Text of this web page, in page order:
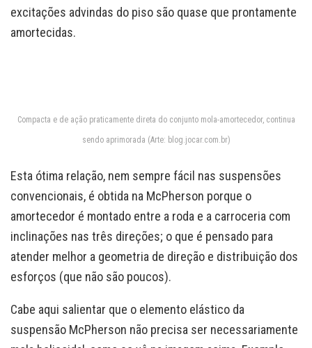
excitações advindas do piso são quase que prontamente
amortecidas.
Compacta e de ação praticamente direta do conjunto mola-amortecedor, continua
sendo aprimorada (Arte: blog.jocar.com.br)
Esta ótima relação, nem sempre fácil nas suspensões
convencionais, é obtida na McPherson porque o
amortecedor é montado entre a roda e a carroceria com
inclinações nas três direções; o que é pensado para
atender melhor a geometria de direção e distribuição dos
esforços (que não são poucos).
Cabe aqui salientar que o elemento elástico da
suspensão McPherson não precisa ser necessariamente